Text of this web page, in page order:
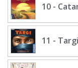
10 -
11 - Targi